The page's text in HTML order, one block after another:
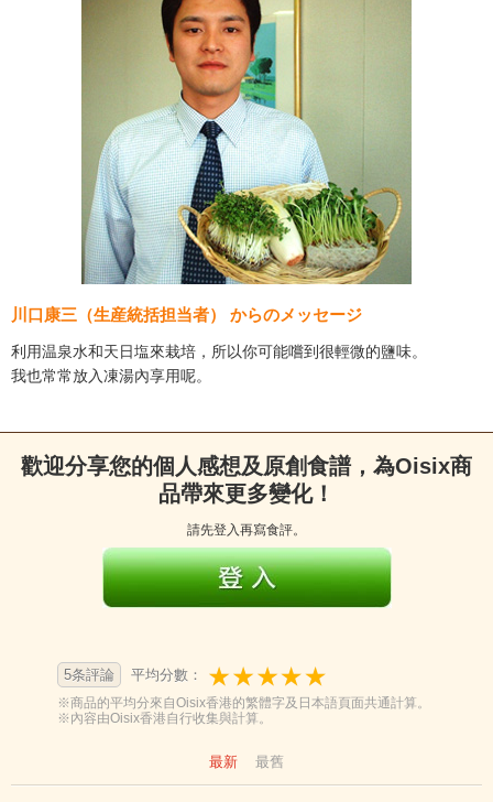
川口康三（生産統括担当者） からのメッセージ
利用温泉水和天日塩來栽培，所以你可能嚐到很輕微的鹽味。
我也常常放入凍湯內享用呢。
歡迎分享您的個人感想及原創食譜，為Oisix商
品帶來更多變化！
請先登入再寫食評。
最新 最舊
5条評論 平均分數：
※商品的平均分來自Oisix香港的繁體字及日本語頁面共通計算。
※內容由Oisix香港自行收集與計算。